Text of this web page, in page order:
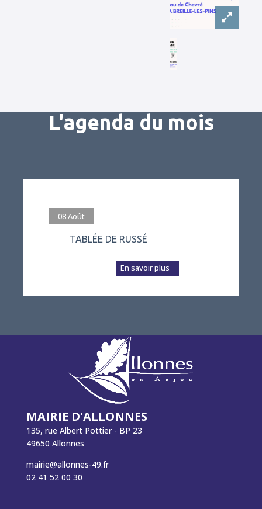
L'agenda du mois
08Août
TABLÉE DE RUSSÉ
En savoir plus
MAIRIE D'ALLONNES
135, rue Albert Pottier - BP 23
49650 Allonnes
mairie@allonnes-49.fr
02 41 52 00 30